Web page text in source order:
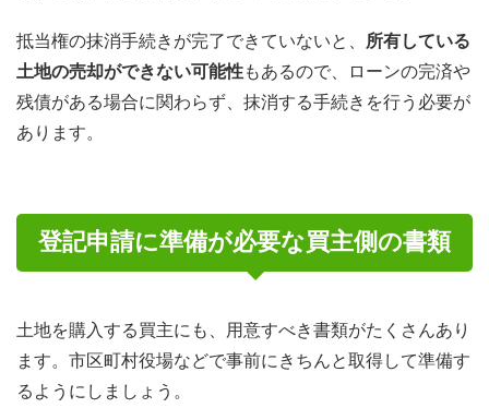
抵当権の抹消手続きが完了できていないと、
所有している
土地の売却ができない可能性もあるので、ローンの完済や
残債がある場合に関わらず、抹消する手続きを行う必要が
あります。
登記申請に準備が必要な買主側の書類
土地を購入する買主にも、用意すべき書類がたくさんあり
ます。市区町村役場などで事前にきちんと取得して準備す
るようにしましょう。